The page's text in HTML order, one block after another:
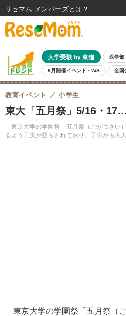
大学受験 by 東進 医学部
8月開催イベント・WS 全国
東大「五月祭」5/16・
東京大学の学園祭「五月祭（ごがつさい
るよう工夫が凝らされており、子供から大
教育イベント 小学生
東京大学の学園祭「五月祭（
リセマム メンバーズ